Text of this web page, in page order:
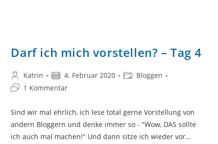
Darf ich mich vorstellen? – Tag 4
Beitrags-
Autor:
Katrin
Beitrag
veröffentlicht:
4. Februar 2020
Beitrags-
Bloggen
Beitrags-
1 Kommentar
Sind wir mal ehrlich, ich lese total gerne Vorstellung von
andern Bloggern und denke immer so - "Wow, DAS sollte
ich auch mal machen!" Und dann sitze ich wieder vor…